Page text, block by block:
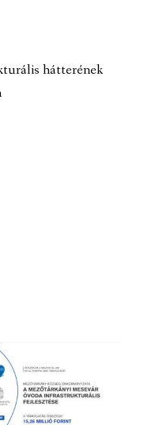
hátterének